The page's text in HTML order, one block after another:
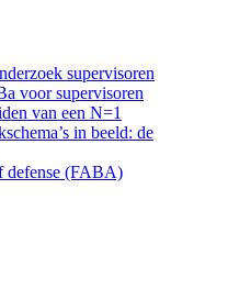
supervisoren
voor supervisoren
van een N=1
in beeld: de
defense (FABA)